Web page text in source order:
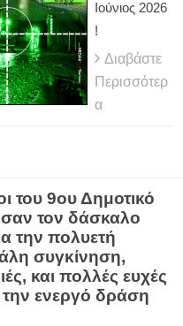
Ιούνιος 2026
!
Διαβάστε
Περισσότερ
α
του 9ου Δημοτικό
τον δάσκαλο
την πολυετή
συγκίνηση,
και πολλές ευχές
ενεργό δράση